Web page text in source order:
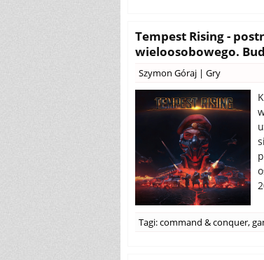
Tempest Rising -
wieloosobowego.
Szymon Góraj | Gry
Tagi:command & conquer,